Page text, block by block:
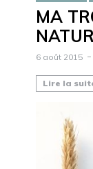
MA
6 août 2015
Lire la